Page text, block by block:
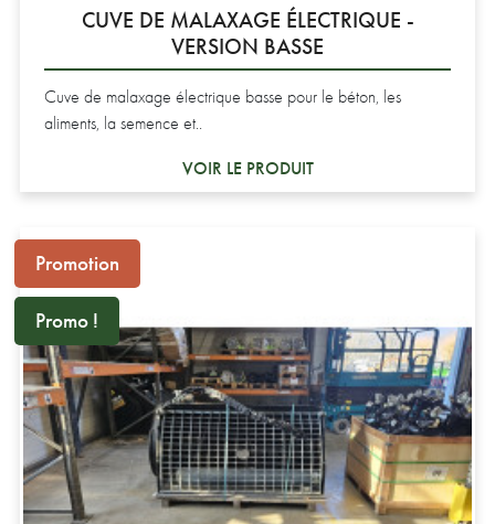
CUVE DE MALAXAGE ÉLECTRIQUE -
VERSION BASSE
Cuve de malaxage électrique basse pour le béton, les
aliments, la semence et..
VOIR LE PRODUIT
Promotion
Promo !